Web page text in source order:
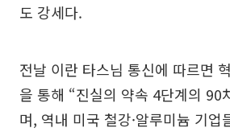
도 강세다.
전날 이란 타스님 통신에 따르면
을 통해 “진실의 약속 4단계의 90
며, 역내 미국 철강·알루미늄 기업